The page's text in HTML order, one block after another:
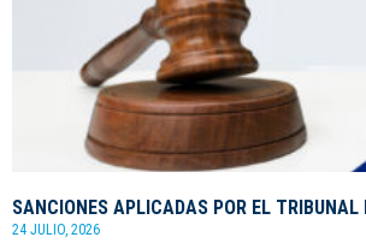
SANCIONES APLICADAS POR EL TRIBUNAL
24 JULIO, 2026